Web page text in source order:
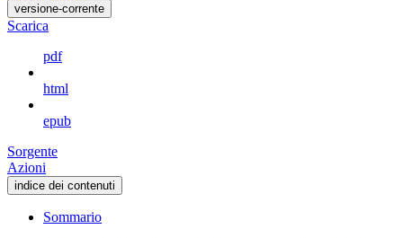
versione-corrente
Scarica
pdf
html
epub
Sorgente
Azioni
indice dei contenuti
Sommario